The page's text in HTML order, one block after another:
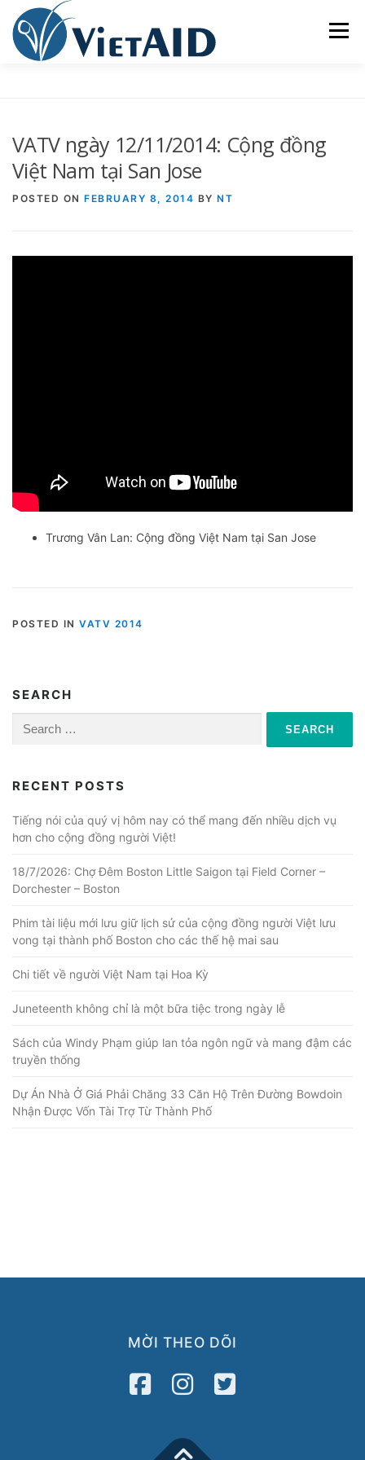
content
Menu
TRUNG TÂM CỘNG ĐỒNG SINH HOẠT
VATV ngày 12/11/2014: Cộng đồng
Việt Nam tại San Jose
POSTED ON FEBRUARY 8, 2014 BY NT
Trương Vân Lan: Cộng đồng Việt Nam tại San Jose
POSTED IN VATV 2014
SEARCH
for:
RECENT POSTS
Tiếng nói của quý vị hôm nay có thể mang đến nhiều dịch vụ
hơn cho cộng đồng người Việt!
18/7/2026: Chợ Đêm Boston Little Saigon tại Field Corner –
Dorchester – Boston
Phim tài liệu mới lưu giữ lịch sử của cộng đồng người Việt lưu
vong tại thành phố Boston cho các thế hệ mai sau
Chi tiết về người Việt Nam tại Hoa Kỳ
Juneteenth không chỉ là một bữa tiệc trong ngày lễ
Sách của Windy Phạm giúp lan tỏa ngôn ngữ và mang đậm các
truyền thống
Dự Án Nhà Ở Giá Phải Chăng 33 Căn Hộ Trên Đường Bowdoin
Nhận Được Vốn Tài Trợ Từ Thành Phố
MỜI THEO DÕI